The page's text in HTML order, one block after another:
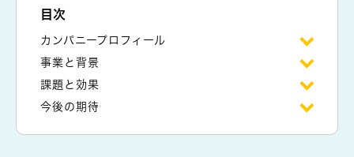
目次
カンパニープロフィール
事業と背景
課題と効果
今後の期待